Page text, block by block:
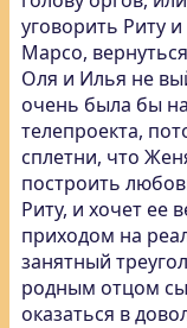
уговорить Риту
Марсо,
Оля и Илья не
очень была бы
телепроекта,
сплетни, что
построить
Риту, и хочет ее
приходом на
занятный
родным отцом
оказаться в